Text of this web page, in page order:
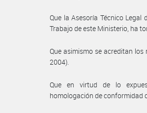
Que la Asesoría Técnico Legal
Trabajo de este Ministerio, ha
Que asimismo se acreditan los
2004).
Que en virtud de lo
homologación de conformidad